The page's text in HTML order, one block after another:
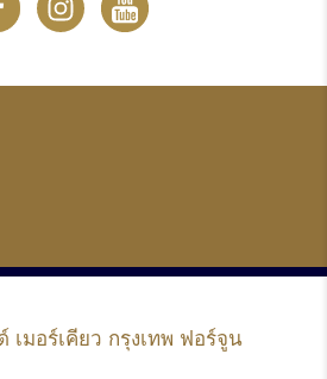
เมอร์เคียว กรุงเทพ ฟอร์จูน